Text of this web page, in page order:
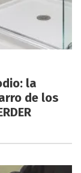
la
de los